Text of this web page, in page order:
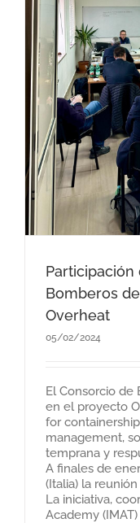
Participación
Bomberos
Overheat
05/02/2024
El Consorcio de
en el proyecto
for
management,
temprana y
A finales de
(Italia) la
La iniciativa,
Academy (IMAT)